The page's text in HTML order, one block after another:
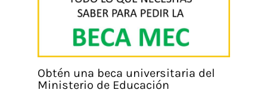
Obtén una beca universitaria del
Ministerio de Educación